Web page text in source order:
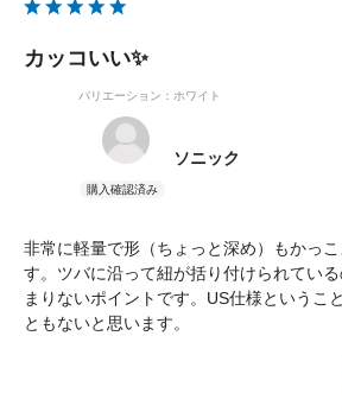
カッコいい✨
バリエーション：ホワイト
ソニック
非常に軽量で形（ちょっと深め）もかっ
す。ツバに沿って紐が括り付けられてい
まりないポイントです。US仕様というこ
ともないと思います。